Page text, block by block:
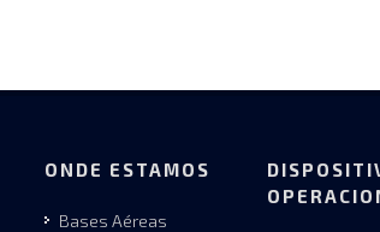
ONDE ESTAMOS
Bases Aéreas